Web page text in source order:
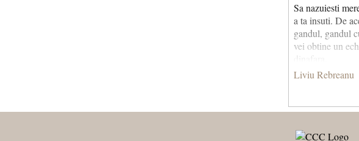
Sa nazuiesti
a ta insuti. De
gandul, gandul
vei obtine un
Liviu Rebreanu